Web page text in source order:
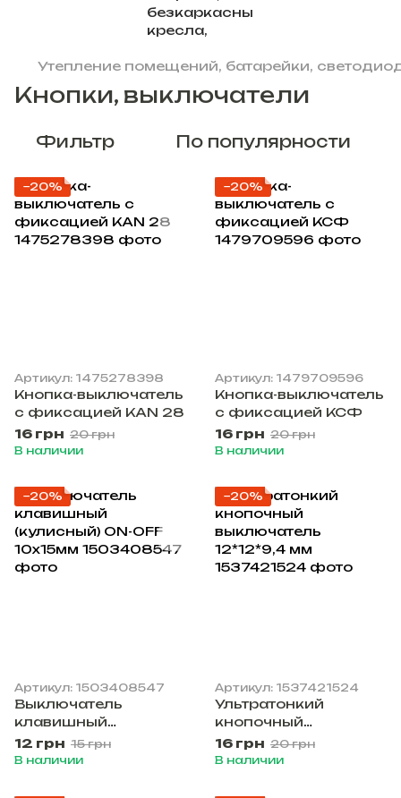
Утепление помещений, батарейки,
Кнопки, выключатели
Фильтр По популярности
−20%
Артикул: 1475278398
Кнопка-выключатель
с фиксацией KAN 28
16 грн 20 грн
В наличии
−20%
Артикул: 1479709596
Кнопка-выключатель
с фиксацией КСФ
16 грн 20 грн
В наличии
−20%
Артикул: 1503408547
Выключатель
клавишный
(кулисный) ON-OFF
10х15мм
12 грн 15 грн
В наличии
−20%
Артикул: 1537421524
Ультратонкий
кнопочный
выключатель
12*12*9,4 мм
16 грн 20 грн
В наличии